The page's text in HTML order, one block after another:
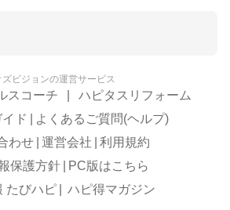
ズビジョンの運営サービス
スコーチ
ハピタスリフォーム
ド
よくあるご質問(ヘルプ)
わせ 運営会社
利用規約
保護方針
PC版はこちら
たびハピ
ハピ得マガジン